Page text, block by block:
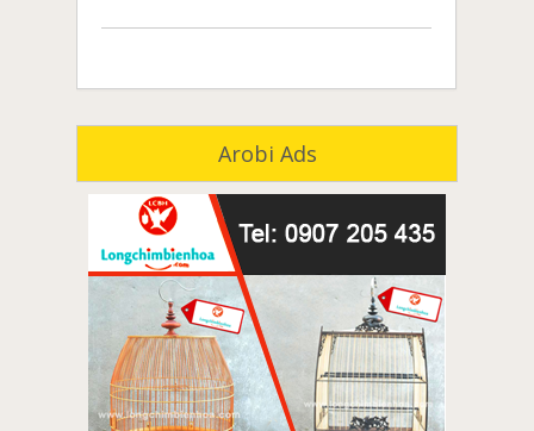
Arobi Ads
môi giới nhà đất đồng nai
môi giới nhà đất biên hòa